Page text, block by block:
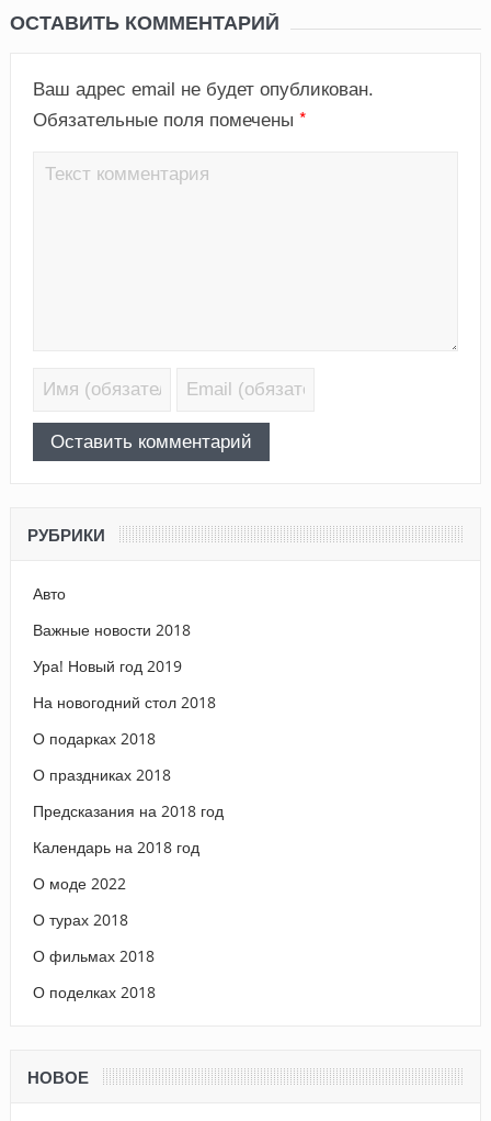
ОСТАВИТЬ КОММЕНТАРИЙ
Ваш адрес email не будет опубликован.
Обязательные поля помечены *
РУБРИКИ
Авто
Важные новости 2018
Ура! Новый год 2019
На новогодний стол 2018
О подарках 2018
О праздниках 2018
Предсказания на 2018 год
Календарь на 2018 год
О моде 2022
О турах 2018
О фильмах 2018
О поделках 2018
НОВОЕ